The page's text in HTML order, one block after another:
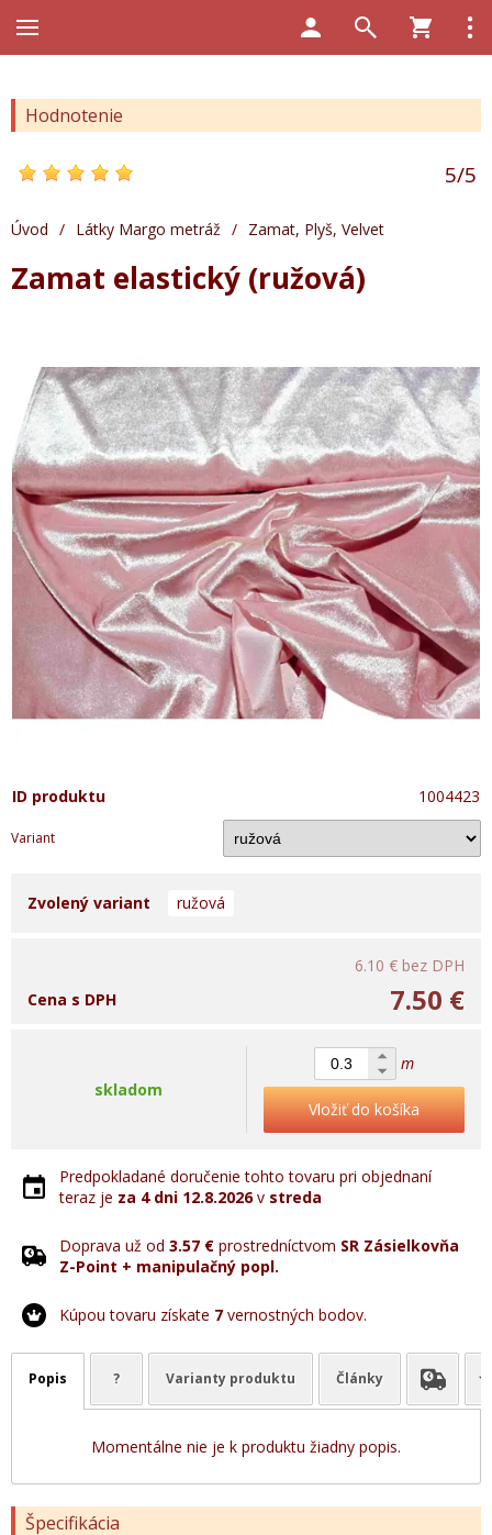
Hodnotenie
5/5
Úvod / Látky Margo metráž / Zamat, Plyš, Velvet
Zamat elastický (ružová)
ID produktu 1004423
Variant
Zvolený variant ružová
6.10 € bez DPH
7.50 €
Cena s DPH
skladom
m
Vložiť do košíka
Predpokladané doručenie tohto tovaru pri objednaní
teraz je za 4 dni 12.8.2026v streda
Doprava už od 3.57 € prostredníctvom SR Zásielkovňa
Z-Point + manipulačný popl.
Kúpou tovaru získate 7 vernostných bodov.
Popis ? Varianty produktu Články
Momentálne nie je k produktu žiadny popis.
Špecifikácia